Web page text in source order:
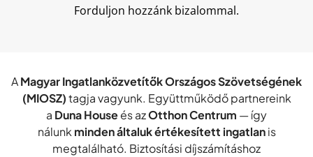
Forduljon hozzánk bizalommal.
AMagyar Ingatlanközvetítők Országos Szövetségének
(MIOSZ)tagja vagyunk. Együttműködő partnereink
a Duna Houseés azOtthon Centrum — így
nálunk minden általuk értékesített ingatlanis
megtalálható. Biztosítási díjszámításhoz